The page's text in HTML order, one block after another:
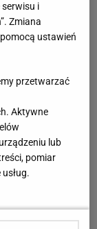
i
Zmiana
ustawień
przetwarzać
Aktywne
lub
pomiar